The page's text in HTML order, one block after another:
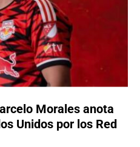
Morales anota
Unidos por los Red